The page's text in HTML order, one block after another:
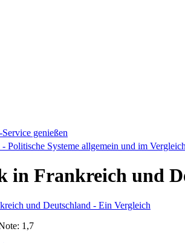
genießen
Politische Systeme allgemein und im Vergleich
in Frankreich und
1,7